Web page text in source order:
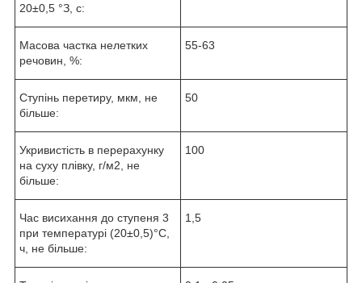
20±0,5 °З, с:
Масова частка нелетких
речовин, %:
55-63
Ступінь перетиру, мкм, не
більше:
50
Укривистість в перерахунку
на суху плівку, г/м2, не
більше:
100
Час висихання до ступеня 3
при температурі (20±0,5)°С,
ч, не більше:
1,5